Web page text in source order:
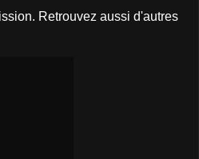
Retrouvez aussi d'autres